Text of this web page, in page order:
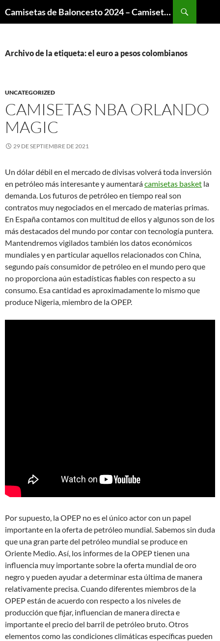
Camisetas de Baloncesto 2024 – Camisetas NBA
Archivo de la etiqueta: el euro a pesos colombianos
UNCATEGORIZED
CAMISETAS NBA ORLANDO
MAGIC
29 DE SEPTIEMBRE DE 2021
Un dólar débil en el mercado de divisas volverá toda inversión
en petróleo más interesante y aumentarácamisetas basket la
demanda. Los futuros de petróleo en tiempo real son
contratos muy negociados en el mercado de materias primas.
En España contamos con multitud de ellos y algunos son de los
más destacados del mundo por contar con tecnología puntera.
Mantendremos vigilados también los datos económicos
mundiales y en particular aquellos relacionados con China,
segundo país consumidor de petróleo en el mundo pero que
no proporciona aún estadísticas fiables con respecto a su
consumo. Esa cantidad es aproximadamente lo mismo que
produce Nigeria, miembro de la OPEP.
Por supuesto, la OPEP no es el único actor con un papel
importante en la oferta de petróleo mundial. Sabemos sin duda
que una gran parte del petróleo mundial se produce en
Oriente Medio. Así, los informes de la OPEP tienen una
influencia muy importante sobre la oferta mundial de oro
negro y pueden ayudar a determinar esta última de manera
relativamente precisa. Cuando diferentes miembros de la
OPEP están de acuerdo con respecto a los niveles de
producción que fijar, influencian de manera directa e
importante el precio del barril de petróleo bruto. Otros
elementos como las condiciones climáticas específicas pueden